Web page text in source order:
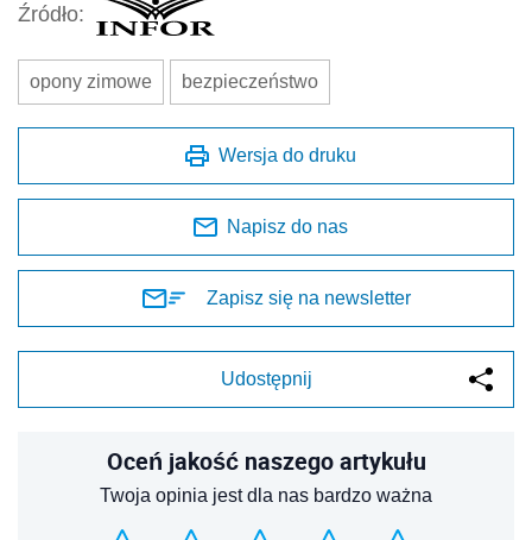
Źródło:
opony zimowe bezpieczeństwo
Wersja do druku
Napisz do nas
Zapisz się na newsletter
Udostępnij
Oceń jakość naszego artykułu
Twoja opinia jest dla nas bardzo ważna